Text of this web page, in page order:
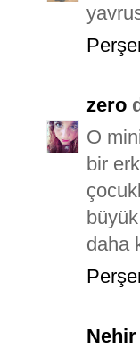
zero
O
bir
daha